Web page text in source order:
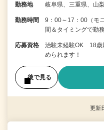
勤務地 岐阜県、三重県、山
勤務時間
9：00～17：00（モ
間＆タイミングで勤
応募資格
治験未経験OK 18歳
められます！
後で見る
更新